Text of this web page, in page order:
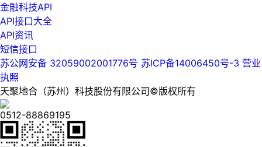
金融科技API
API接口大全
API资讯
短信接口
苏公网安备 32059002001776号 苏ICP备14006450号-3 营业
执照
天聚地合（苏州）科技股份有限公司©版权所有
0512-88869195